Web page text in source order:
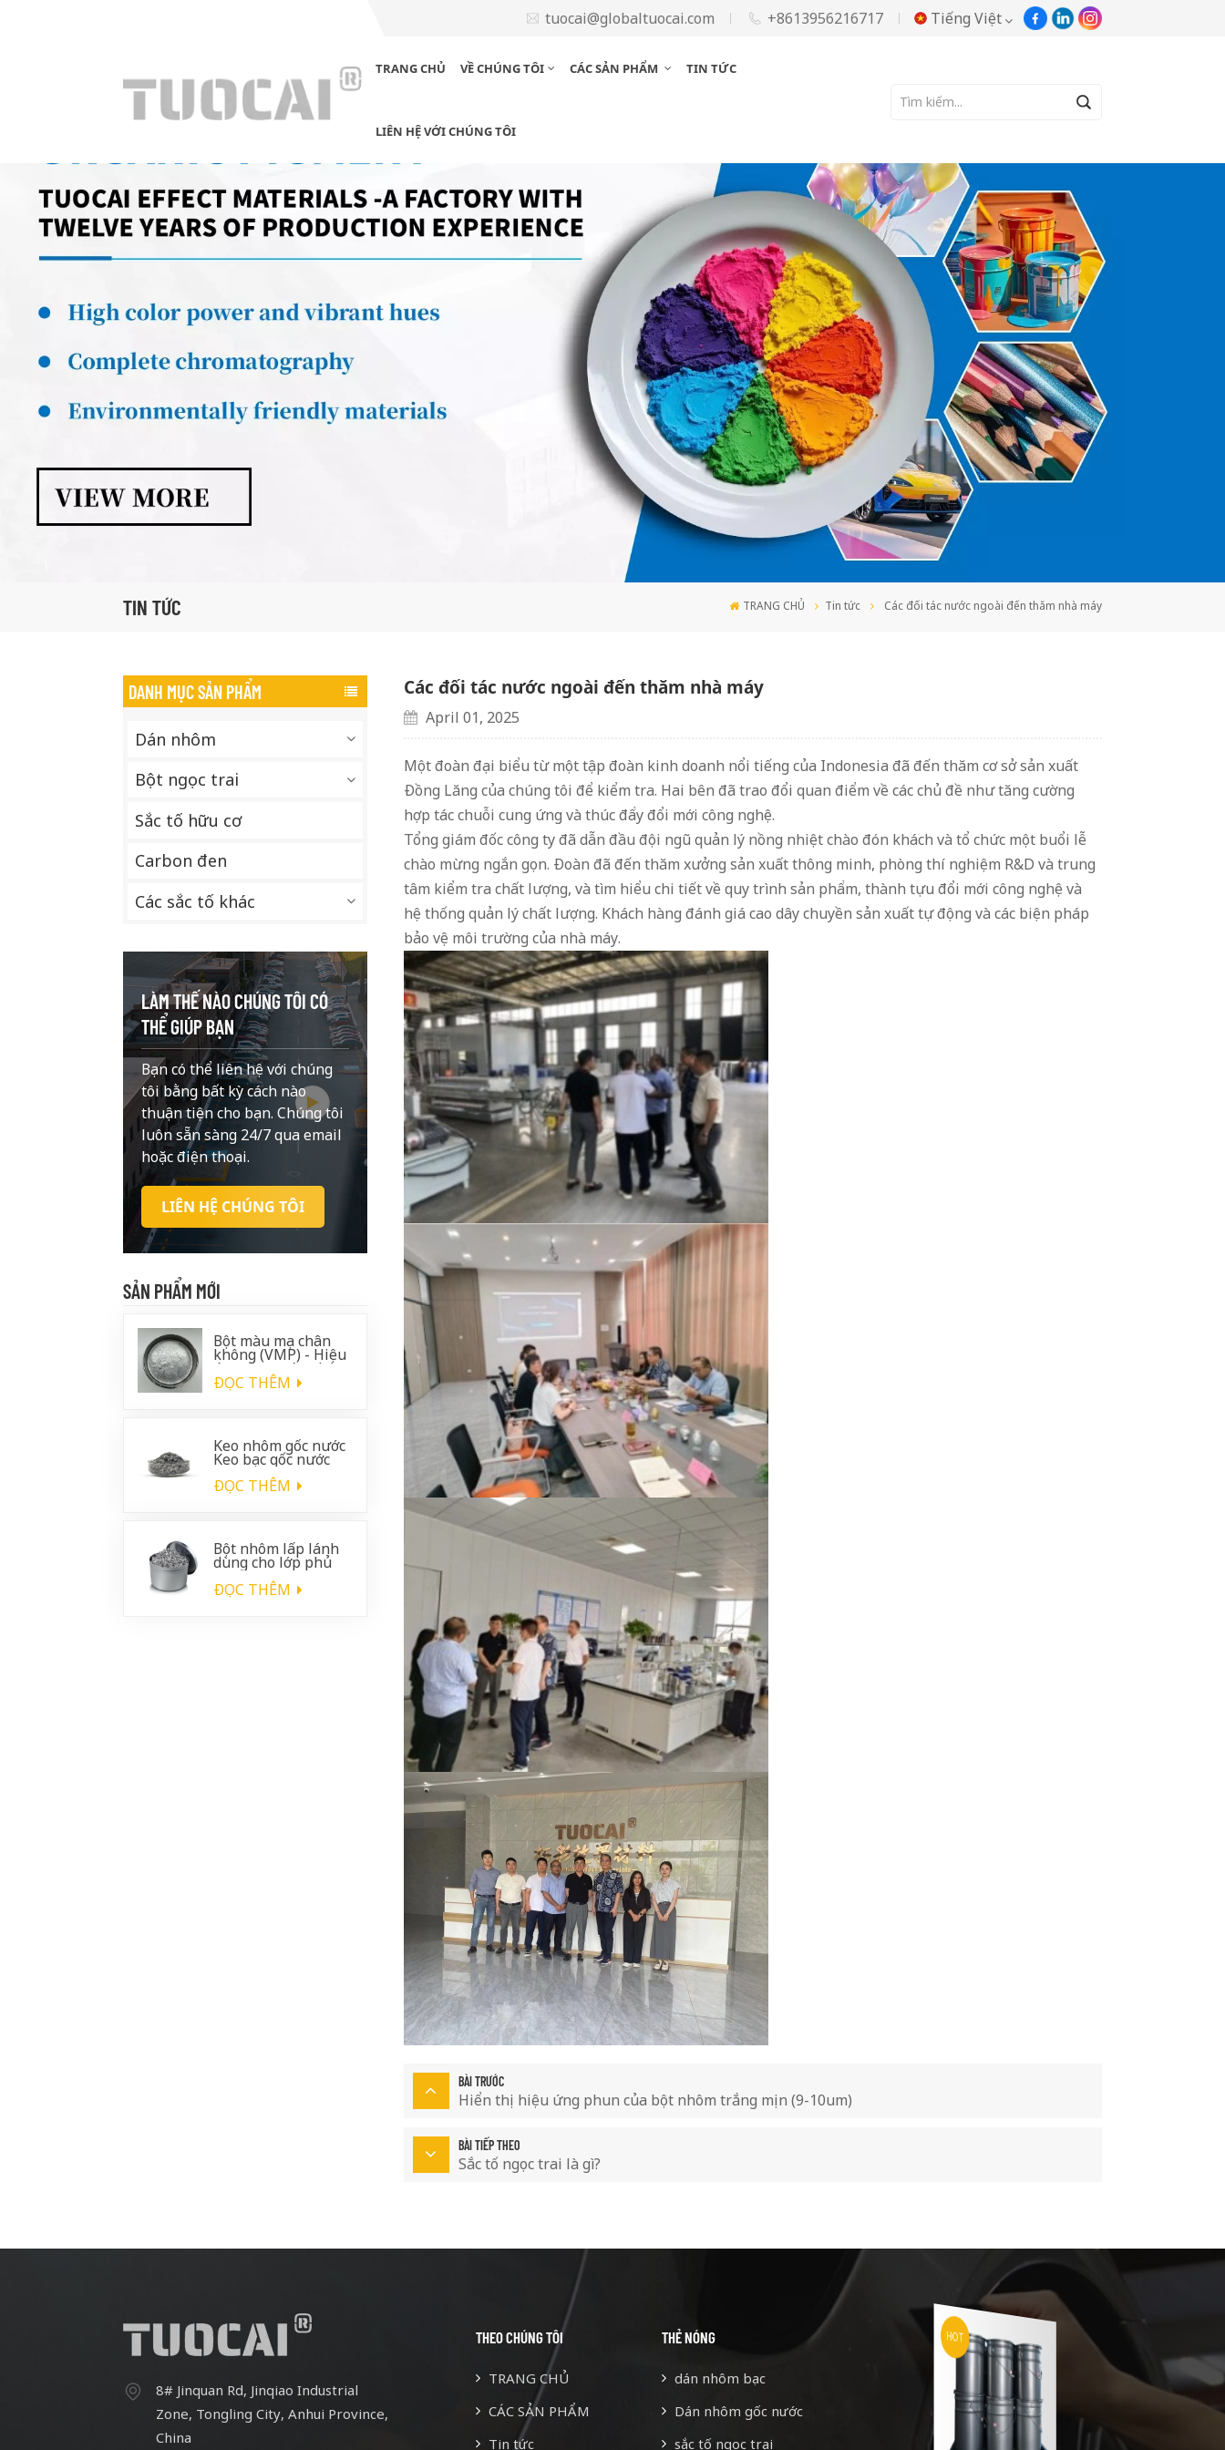
tuocai@globaltuocai.com +8613956216717 Tiếng Việt
English
Español
Português
한국어
Türkçe
Tiếng Việt
بالعربية
中文
Indonesia
TRANG CHỦ VỀ CHÚNG TÔI CÁC SẢN PHẨM TIN TỨC
LIÊN HỆ VỚI CHÚNG TÔI
TIN TỨC TRANG CHỦ Tin tức Các đối tác nước ngoài đến thăm nhà máy
DANH MỤC SẢN PHẨM
Dán nhôm
Bột ngọc trai
Sắc tố hữu cơ
Carbon đen
Các sắc tố khác
LÀM THẾ NÀO CHÚNG TÔI CÓ
THỂ GIÚP BẠN
Bạn có thể liên hệ với chúng
tôi bằng bất kỳ cách nào
thuận tiện cho bạn. Chúng tôi
luôn sẵn sàng 24/7 qua email
hoặc điện thoại.
LIÊN HỆ CHÚNG TÔI
SẢN PHẨM MỚI
Bột màu mạ chân
không (VMP) - Hiệu
ứng crom sáng bóng
cho lớp phủ ô tô
ĐỌC THÊM
Keo nhôm gốc nước
Keo bạc gốc nước
ĐỌC THÊM
Bột nhôm lấp lánh
dùng cho lớp phủ
nhựa ô tô.
ĐỌC THÊM
Các đối tác nước ngoài đến thăm nhà máy
April 01, 2025
Một đoàn đại biểu từ một tập đoàn kinh doanh nổi tiếng của Indonesia đã đến thăm cơ sở sản xuất
Đồng Lăng của chúng tôi để kiểm tra. Hai bên đã trao đổi quan điểm về các chủ đề như tăng cường
hợp tác chuỗi cung ứng và thúc đẩy đổi mới công nghệ.
Tổng giám đốc công ty đã dẫn đầu đội ngũ quản lý nồng nhiệt chào đón khách và tổ chức một buổi lễ
chào mừng ngắn gọn. Đoàn đã đến thăm xưởng sản xuất thông minh, phòng thí nghiệm R&D và trung
tâm kiểm tra chất lượng, và tìm hiểu chi tiết về quy trình sản phẩm, thành tựu đổi mới công nghệ và
hệ thống quản lý chất lượng. Khách hàng đánh giá cao dây chuyền sản xuất tự động và các biện pháp
bảo vệ môi trường của nhà máy.
BÀI TRƯỚC
Hiển thị hiệu ứng phun của bột nhôm trắng mịn (9-10um)
BÀI TIẾP THEO
Sắc tố ngọc trai là gì?
8# Jinquan Rd, Jinqiao Industrial
Zone, Tongling City, Anhui Province,
China
THEO CHÚNG TÔI
TRANG CHỦ
CÁC SẢN PHẨM
Tin tức
THẺ NÓNG
dán nhôm bạc
Dán nhôm gốc nước
sắc tố ngọc trai